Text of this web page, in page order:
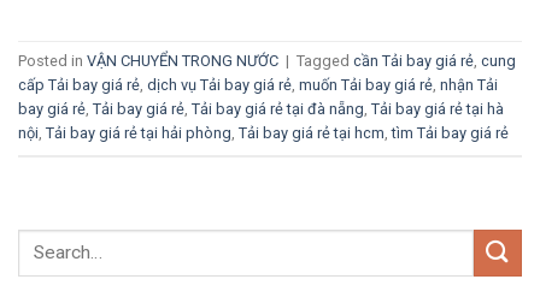
Posted in VẬN CHUYỂN TRONG NƯỚC | Tagged cần Tải bay giá rẻ cung
cấp Tải bay giá rẻ dịch vụ Tải bay giá rẻ muốn Tải bay giá rẻ nhận Tải
bay giá rẻ Tải bay giá rẻ Tải bay giá rẻ tại đà nẵng Tải bay giá rẻ tại hà
nội Tải bay giá rẻ tại hải phòng Tải bay giá rẻ tại hcm ,tìm Tải bay giá rẻ